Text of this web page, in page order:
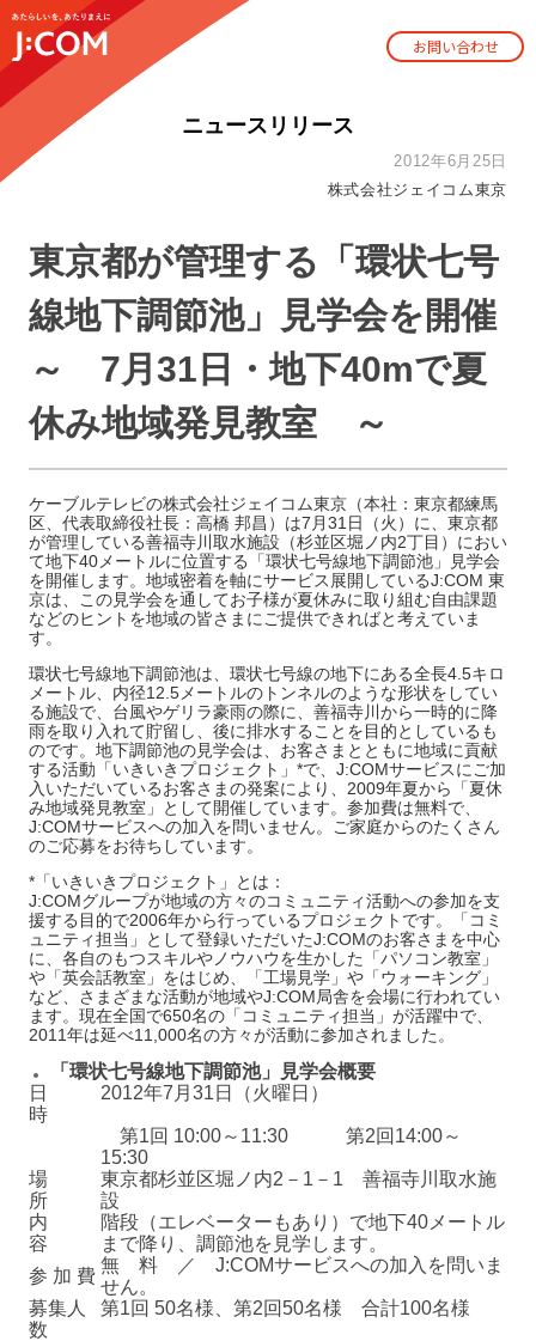
お問い合わせ
ニュースリリース
2012年6月25日
株式会社ジェイコム東京
東京都が管理する「環状七号
線地下調節池」見学会を開催
～ 7月31日・地下40mで夏
休み地域発見教室 ～
ケーブルテレビの株式会社ジェイコム東京（本社：東京都練馬
区、代表取締役社長：高橋 邦昌）は7月31日（火）に、東京都
が管理している善福寺川取水施設（杉並区堀ノ内2丁目）におい
て地下40メートルに位置する「環状七号線地下調節池」見学会
を開催します。地域密着を軸にサービス展開しているJ:COM 東
京は、この見学会を通してお子様が夏休みに取り組む自由課題
などのヒントを地域の皆さまにご提供できればと考えていま
す。
環状七号線地下調節池は、環状七号線の地下にある全長4.5キロ
メートル、内径12.5メートルのトンネルのような形状をしてい
る施設で、台風やゲリラ豪雨の際に、善福寺川から一時的に降
雨を取り入れて貯留し、後に排水することを目的としているも
のです。地下調節池の見学会は、お客さまとともに地域に貢献
する活動「いきいきプロジェクト」*で、J:COMサービスにご加
入いただいているお客さまの発案により、2009年夏から「夏休
み地域発見教室」として開催しています。参加費は無料で、
J:COMサービスへの加入を問いません。ご家庭からのたくさん
のご応募をお待ちしています。
*「いきいきプロジェクト」とは：
J:COMグループが地域の方々のコミュニティ活動への参加を支
援する目的で2006年から行っているプロジェクトです。「コミ
ュニティ担当」として登録いただいたJ:COMのお客さまを中心
に、各自のもつスキルやノウハウを生かした「パソコン教室」
や「英会話教室」をはじめ、「工場見学」や「ウォーキング」
など、さまざまな活動が地域やJ:COM局舎を会場に行われてい
ます。現在全国で650名の「コミュニティ担当」が活躍中で、
2011年は延べ11,000名の方々が活動に参加されました。
「環状七号線地下調節池」見学会概要
日
時
2012年7月31日（火曜日）
第1回 10:00～11:30 第2回14:00～
15:30
場
所
東京都杉並区堀ノ内2－1－1 善福寺川取水施
設
内
容
階段（エレベーターもあり）で地下40メートル
まで降り、調節池を見学します。
参 加 費
無 料 ／ J:COMサービスへの加入を問いま
せん。
募集人
数
第1回 50名様、第2回50名様 合計100名様